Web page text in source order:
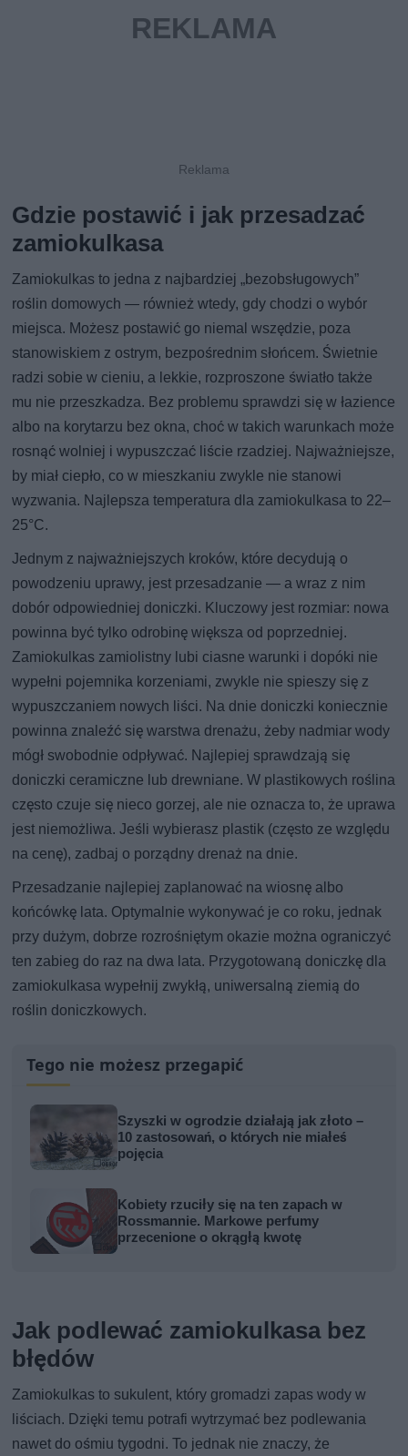
Gdzie postawić i jak przesadzać
zamiokulkasa
Zamiokulkas to jedna z najbardziej „bezobsługowych”
roślin domowych — również wtedy, gdy chodzi o wybór
miejsca. Możesz postawić go niemal wszędzie, poza
stanowiskiem z ostrym, bezpośrednim słońcem. Świetnie
radzi sobie w cieniu, a lekkie, rozproszone światło także
mu nie przeszkadza. Bez problemu sprawdzi się w łazience
albo na korytarzu bez okna, choć w takich warunkach może
rosnąć wolniej i wypuszczać liście rzadziej. Najważniejsze,
by miał ciepło, co w mieszkaniu zwykle nie stanowi
wyzwania. Najlepsza temperatura dla zamiokulkasa to 22–
25°C.
Jednym z najważniejszych kroków, które decydują o
powodzeniu uprawy, jest przesadzanie — a wraz z nim
dobór odpowiedniej doniczki. Kluczowy jest rozmiar: nowa
powinna być tylko odrobinę większa od poprzedniej.
Zamiokulkas zamiolistny lubi ciasne warunki i dopóki nie
wypełni pojemnika korzeniami, zwykle nie spieszy się z
wypuszczaniem nowych liści. Na dnie doniczki koniecznie
powinna znaleźć się warstwa drenażu, żeby nadmiar wody
mógł swobodnie odpływać. Najlepiej sprawdzają się
doniczki ceramiczne lub drewniane. W plastikowych roślina
często czuje się nieco gorzej, ale nie oznacza to, że uprawa
jest niemożliwa. Jeśli wybierasz plastik (często ze względu
na cenę), zadbaj o porządny drenaż na dnie.
Przesadzanie najlepiej zaplanować na wiosnę albo
końcówkę lata. Optymalnie wykonywać je co roku, jednak
przy dużym, dobrze rozrośniętym okazie można ograniczyć
ten zabieg do raz na dwa lata. Przygotowaną doniczkę dla
zamiokulkasa wypełnij zwykłą, uniwersalną ziemią do
roślin doniczkowych.
Tego nie możesz przegapić
Szyszki w ogrodzie działają jak złoto –
10 zastosowań, o których nie miałeś
pojęcia
Kobiety rzuciły się na ten zapach w
Rossmannie. Markowe perfumy
przecenione o okrągłą kwotę
Jak podlewać zamiokulkasa bez
błędów
Zamiokulkas to sukulent, który gromadzi zapas wody w
liściach. Dzięki temu potrafi wytrzymać bez podlewania
nawet do ośmiu tygodni. To jednak nie znaczy, że